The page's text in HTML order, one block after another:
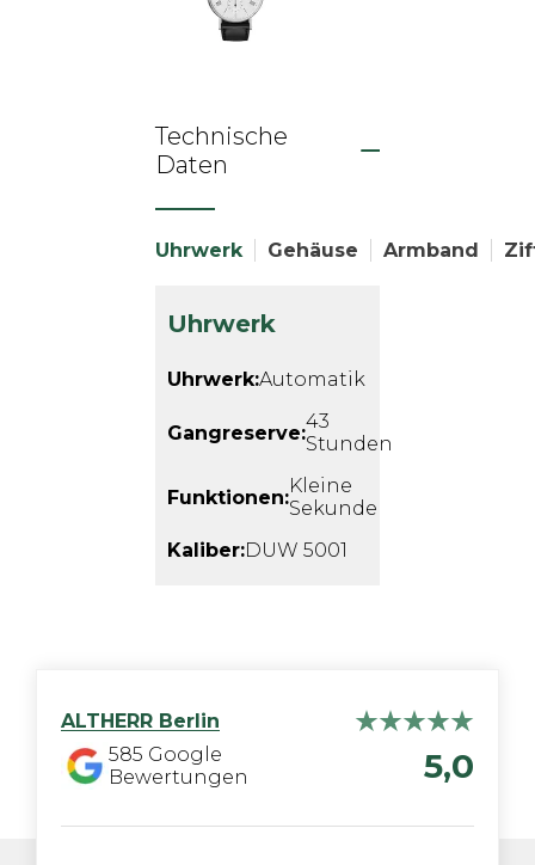
Technische
Daten
Uhrwerk Gehäuse Armband
Uhrwerk
Uhrwerk:Automatik
Gangreserve:43
Stunden
Funktionen:Kleine
Sekunde
Kaliber:DUW 5001
ALTHERR Berlin
585 Google
Bewertungen
5,0